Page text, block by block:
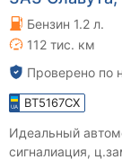
Бензин 1.2 л.
112 тис. км
Проверено по
BT5167CX
Идеальный
сигналиация,